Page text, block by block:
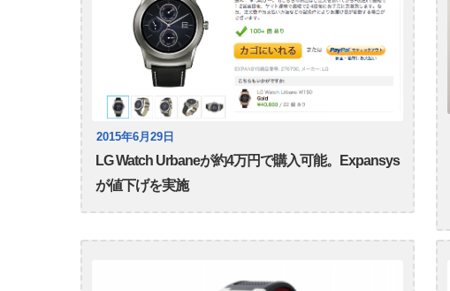
2015年6月29日
LG Watch Urbaneが約4万円で購入可能。Expansys
が値下げを実施